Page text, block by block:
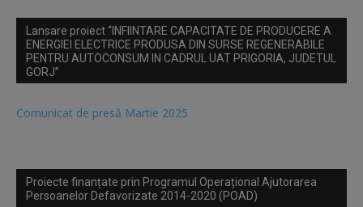
Lansare proiect “INFIINTARE CAPACITATE DE PRODUCERE A
ENERGIEI ELECTRICE PRODUSA DIN SURSE REGENERABILE
PENTRU AUTOCONSUM IN CADRUL UAT PRIGORIA, JUDETUL
GORJ”
Comunicat de presă Martie 2025
Proiecte finanțate prin Programul Operațional Ajutorarea
Persoanelor Defavorizate 2014-2020 (POAD)